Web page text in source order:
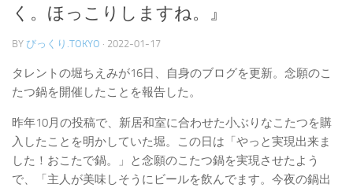
く。ほっこりしますね。』
BY びっくり.TOKYO · 2022-01-17
タレントの堀ちえみが16日、自身のブログを更新。念願のこ
たつ鍋を開催したことを報告した。
昨年10月の投稿で、新居和室に合わせた小ぶりなこたつを購
入したことを明かしていた堀。この日は「やっと実現出来ま
した！おこたで鍋。」と念願のこたつ鍋を実現させたよう
で、「主人が美味しそうにビールを飲んでます。今夜の鍋出